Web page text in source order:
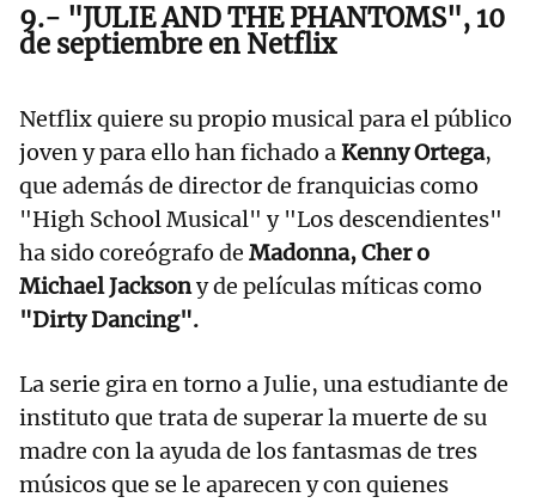
9.- "JULIE AND THE PHANTOMS", 10
de septiembre en Netflix
Netflix quiere su propio musical para el público
joven y para ello han fichado aKenny Ortega,
que además de director de franquicias como
"High School Musical" y "Los descendientes"
ha sido coreógrafo de Madonna, Cher o
Michael Jacksony de películas míticas como
"Dirty Dancing".
La serie gira en torno a Julie, una estudiante de
instituto que trata de superar la muerte de su
madre con la ayuda de los fantasmas de tres
músicos que se le aparecen y con quienes